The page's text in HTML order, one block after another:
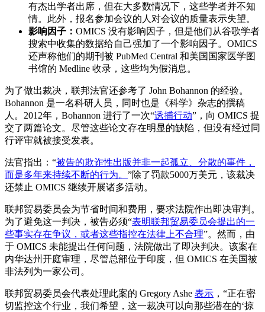
有杰出学者出席，但在大多数情况下，这些学者并不知
情。此外，报名参加会议的人对会议的质量表示失望。
影响因子： OMICS 没有影响因子，但是他们从谷歌学者
搜索中收集的数据给自己强加了一个影响因子。OMICS
还声称他们的期刊被 PubMed Central 和美国国家医学图
书馆的 Medline 收录，这些均为假消息。
为了做出裁决，联邦法官还参考了 John Bohannon 的经验。
Bohannon 是一名科研人员，同时也是《科学》杂志的撰稿
人。2012年，Bohannon 进行了一次“诱捕行动”，向 OMICS 提
交了两篇论文。尽管这些论文存在明显的缺陷，但没有经过同
行评审就被接受发表。
法官指出：“被告的欺诈性出版并非一起孤立、分散的事件，
而是多年来持续不断的行为。 ”除了罚款5000万美元，该裁决
还禁止 OMICS 继续开展诸多活动。
联邦贸易委员会为节省时间和费用，要求法院作出即决审判。
为了避免这一判决，被告必须“表明联邦贸易委员会提出的一
些事实存在争议，或者这些指控在法律上不合理”。然而，由
于 OMICS 未能提出任何问题，法院做出了即决判决。该案在
内华达州开庭审理，尽管总部位于印度，但 OMICS 在美国被
非法列为一家公司。
联邦贸易委员会代表处理此案的 Gregory Ashe 表示 ，“正在密
切监控这个行业，我们希望，这一裁决可以向那些潜在的‘掠